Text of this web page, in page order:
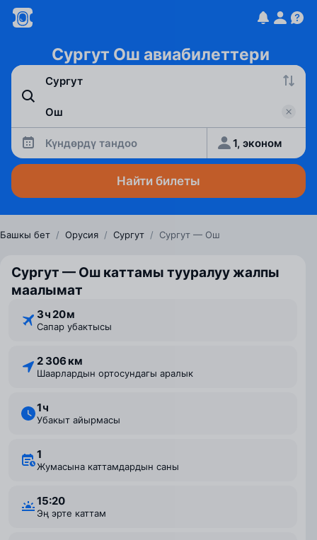
Сургут Ош авиабилеттери
Күндөрдү тандоо 1, эконом
Найти билеты
Башкы бет / Орусия / Сургут / Сургут — Ош
Сургут — Ош каттамы тууралуу жалпы
маалымат
3 ⁠ч 20 ⁠м
Сапар убактысы
2 306 км
Шаарлардын ортосундагы аралык
1 ⁠ч
Убакыт айырмасы
1
Жумасына каттамдардын саны
15:20
Эң эрте каттам